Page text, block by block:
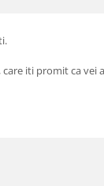
iti promit ca vei